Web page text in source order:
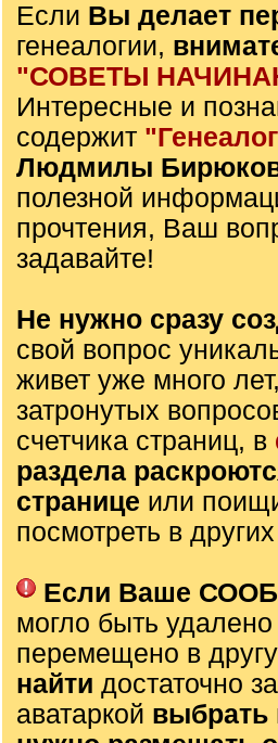
Если Вы делает
генеалогии,
"СОВЕТЫ
Интересные и
содержит
Людмилы
полезной
прочтения, Ваш
задавайте!
Не нужно сразу
свой вопрос
живет уже много
затронутых
счетчика страниц, в
раздела
странице или
посмотреть в
Если Ваше
могло быть
перемещено в
найти достаточно
аватаркой выбрать